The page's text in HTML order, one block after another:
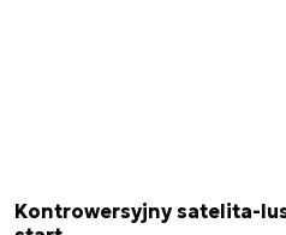
Kontrowersyjny satelita-